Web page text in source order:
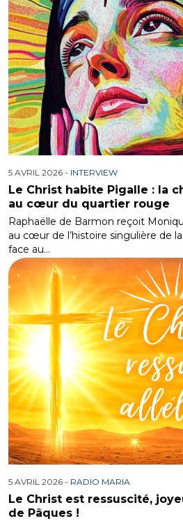
5 AVRIL 2026 - INTERVIEW
Le Christ habite Pigalle : la
au cœur du quartier rouge
Raphaëlle de Barmon reçoit
au cœur de l’histoire singulière de
face au…
5 AVRIL 2026 - RADIO MARIA
Le Christ est ressuscité,
de Pâques !